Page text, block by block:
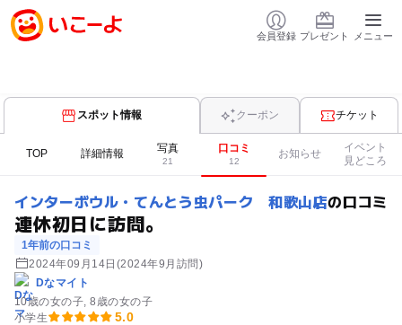
会員登録 プレゼント メニュー
スポット情報 クーポン チケット
TOP 詳細情報 写真
21
口コミ
12
お知らせ
イベント
見どころ
インターボウル・てんとう虫パーク 和歌山店の口コミ
連休初日に訪問。
1年前の口コミ
2024年09月14日 (2024年9月訪問)
Dなマイト
10歳の女の子 8歳の女の子
小学生
5.0